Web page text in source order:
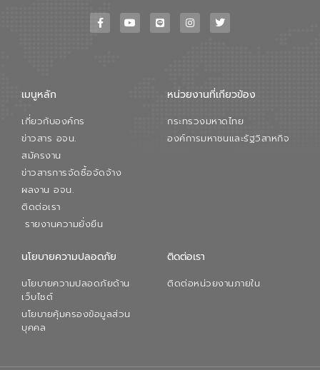
เพื่อสนับสนุนการพัฒนาเมืองอย่างยั่งยืน
ขณะที่ นายบดินทร์ อุดล กรรมการผู้อำนวย
สมดุลทางเศรษฐกิจและสิ่งแวดล้อมได้อย่าง
ภาคเอกชนในครั้งนี้ นับเป็นก้าวสำคัญของ
องค์การจัดการน้ำเสีย (อจน.) ในการร่วมวาง
เมนูหลัก
เกี่ยวกับองค์กร
ข่าวสาร อจน.
สมัครงาน
ข่าวสารการจัดซื้อจัดจ้าง
ผลงาน อจน.
ติดต่อเรา
รายงานความยั่งยืน
หน่วยงานที่เกียวข้อง
กระทรวงมหาดไทย
องค์การมหาชนและรัฐวิสาหกิจ
นโยบายความปลอดภัย
นโยบายความปลอดภัยด้าน
เว็บไซต์
นโยบายคุ้มครองข้อมูลส่วน
บุคคล
ติดต่อเรา
ติดต่อหน่วยงานภายใน